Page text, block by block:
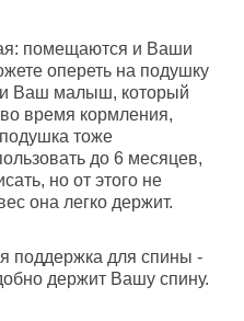
помещаются и Ваши
опереть на подушку
и Ваш малыш, который
время кормления,
тоже
до 6 месяцев,
но от этого не
она легко держит.
поддержка для спины -
держит Вашу спину.